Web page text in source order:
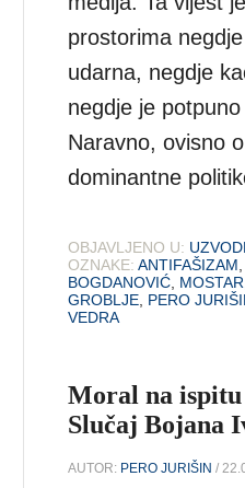
prostorima
udarna, negdje
negdje je
Naravno, ovisno
dominantne
OBJAVLJENO U:
OZNAKE: ANTIFAŠIZAM
BOGDANOVIĆ MOSTAR
GROBLJE PERO
VEDRA
Moral na
Slučaj Bojana
AUTOR: PERO JURIŠIN /